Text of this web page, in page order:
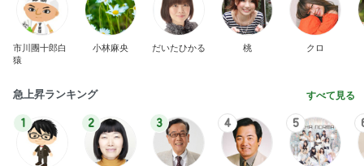
市川團十郎白
猿
小林麻央 だいたひかる 桃 クロ
急上昇ランキング すべて見る
1 2 3 4 5